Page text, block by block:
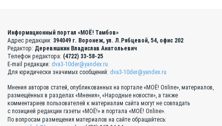
Информационный портал «МОЁ! Тамбов»
Адрес редакции: 394049 г. Воронеж, ул. Л.Рябцевой, 54, офис 202
Редактор: Деревяшкин Владислав Анатольевич
Телефон редактора: (4722) 33-58-25
E-mail редакции: dva3-10der@yandex.ru
Для юридически значимых сообщений: dva3-10der@yandex.ru
Мнения авторов статей, опубликованных на портале «МОЁ! Online», материалов,
размещённых в разделах «Мнения», «Народные новости», а также
комментариев пользователей к материалам сайта могут не совпадать
с позицией редакции газеты «МОЁ!» и портала «МОЁ! Online».
По вопросам размещения материалов на сайте обращайтесь: